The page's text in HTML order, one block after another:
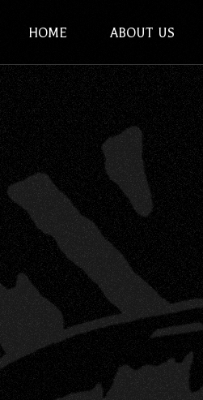
HOME ABOUT US